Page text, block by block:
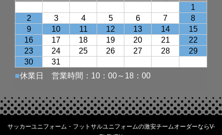
サッカーユニフォーム・フットサルユニフォームの激安チームオーダーならV-